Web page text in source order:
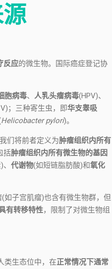
反应的微生物。国际癌症登记协
胞病毒、 人乳头瘤病毒(HPV)、
；三种寄生虫，即华支睾吸
Helicobacter pylori)。
们将前者定义为肿瘤组织内所有
括肿瘤组织内所有微生物的基因
代谢物(如短链脂肪酸)和氧化
如子宫肌瘤)也含有微生物群，但
有转移特性，限制了对微生物组
类生态位中，在正常情况下通常